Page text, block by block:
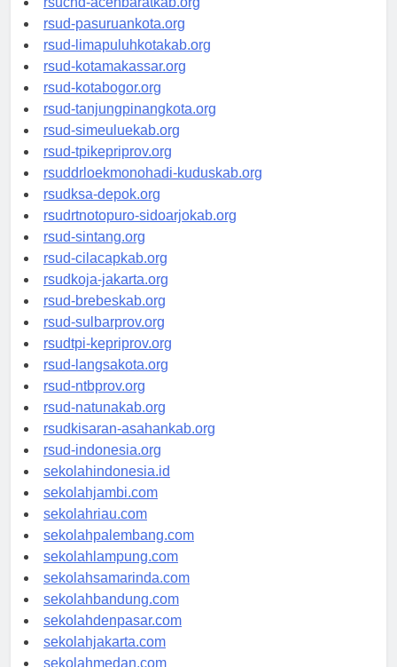
rsucnd-acehbaratkab.org
rsud-pasuruankota.org
rsud-limapuluhkotakab.org
rsud-kotamakassar.org
rsud-kotabogor.org
rsud-tanjungpinangkota.org
rsud-simeuluekab.org
rsud-tpikepriprov.org
rsuddrloekmonohadi-kuduskab.org
rsudksa-depok.org
rsudrtnotopuro-sidoarjokab.org
rsud-sintang.org
rsud-cilacapkab.org
rsudkoja-jakarta.org
rsud-brebeskab.org
rsud-sulbarprov.org
rsudtpi-kepriprov.org
rsud-langsakota.org
rsud-ntbprov.org
rsud-natunakab.org
rsudkisaran-asahankab.org
rsud-indonesia.org
sekolahindonesia.id
sekolahjambi.com
sekolahriau.com
sekolahpalembang.com
sekolahlampung.com
sekolahsamarinda.com
sekolahbandung.com
sekolahdenpasar.com
sekolahjakarta.com